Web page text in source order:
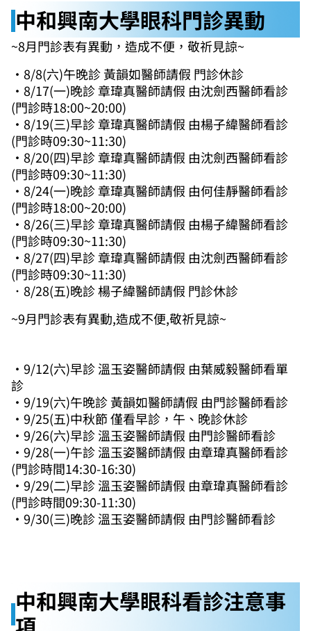
中和興南大學眼科門診異動
~8月門診表有異動，造成不便，敬祈見諒~
・8/8(六)午晚診 黃韻如醫師請假 門診休診
・8/17(一)晚診 章瑋真醫師請假 由沈劍西醫師看診
(門診時18:00~20:00)
・8/19(三)早診 章瑋真醫師請假 由楊子緯醫師看診
(門診時09:30~11:30)
・8/20(四)早診 章瑋真醫師請假 由沈劍西醫師看診
(門診時09:30~11:30)
・8/24(一)晚診 章瑋真醫師請假 由何佳靜醫師看診
(門診時18:00~20:00)
・8/26(三)早診 章瑋真醫師請假 由楊子緯醫師看診
(門診時09:30~11:30)
・8/27(四)早診 章瑋真醫師請假 由沈劍西醫師看診
(門診時09:30~11:30)
．8/28(五)晚診 楊子緯醫師請假 門診休診
~9月門診表有異動,造成不便,敬祈見諒~
・9/12(六)早診 溫玉姿醫師請假 由葉威毅醫師看單
診
・9/19(六)午晚診 黃韻如醫師請假 由門診醫師看診
・9/25(五)中秋節 僅看早診，午、晚診休診
・9/26(六)早診 溫玉姿醫師請假 由門診醫師看診
・9/28(一)午診 溫玉姿醫師請假 由章瑋真醫師看診
(門診時間14:30-16:30)
・9/29(二)早診 溫玉姿醫師請假 由章瑋真醫師看診
(門診時間09:30-11:30)
・9/30(三)晚診 溫玉姿醫師請假 由門診醫師看診
中和興南大學眼科看診注意事